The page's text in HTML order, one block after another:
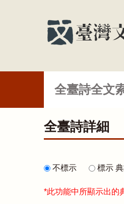
全臺詩全文
全臺詩詳細
不標示 標示
*此功能中所顯示出的